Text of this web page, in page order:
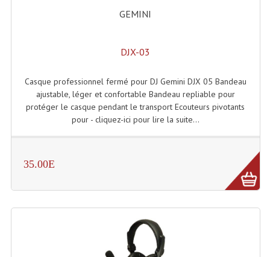
Amplificateurs Multi-Canaux
Casques Stéréo
Compresseurs , Limiteurs , Noise Gate
Egaliseur Egaliseurs
Enceintes, Système Amplifiés
Enceintes Passives Sono
GEMINI
DJX-03
Casque professionnel fermé pour DJ Gemini DJX 05 Bandeau
ajustable, léger et confortable Bandeau repliable pour
protéger le casque pendant le transport Ecouteurs pivotants
pour - cliquez-ici pour lire la suite...
35.00E